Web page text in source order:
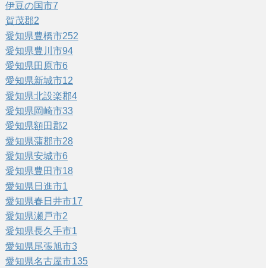
伊豆の国市7
賀茂郡2
愛知県豊橋市252
愛知県豊川市94
愛知県田原市6
愛知県新城市12
愛知県北設楽郡4
愛知県岡崎市33
愛知県額田郡2
愛知県蒲郡市28
愛知県安城市6
愛知県豊田市18
愛知県日進市1
愛知県春日井市17
愛知県瀬戸市2
愛知県長久手市1
愛知県尾張旭市3
愛知県名古屋市135